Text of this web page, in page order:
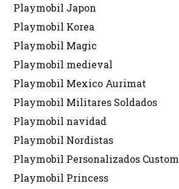
Playmobil Japon
Playmobil Korea
Playmobil Magic
Playmobil medieval
Playmobil Mexico Aurimat
Playmobil Militares Soldados
Playmobil navidad
Playmobil Nordistas
Playmobil Personalizados Custom
Playmobil Princess